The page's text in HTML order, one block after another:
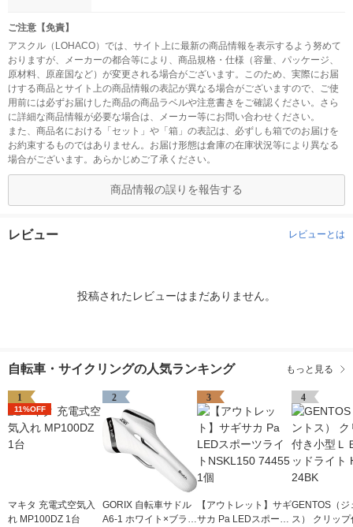
ご注意【免責】
アスクル（LOHACO）では、サイト上に最新の商品情報を表示するよう努めて
おりますが、メーカーの都合等により、商品規格・仕様（容量、パッケージ、
原材料、原産国など）が変更される場合がございます。このため、実際にお届
けする商品とサイト上の商品情報の表記が異なる場合がございますので、ご使
用前には必ずお届けした商品の商品ラベルや注意書きをご確認ください。さら
に詳細な商品情報が必要な場合は、メーカー等にお問い合わせください。
また、商品名における「セット」や「箱」の表記は、必ずしも箱でのお届けを
お約束するものではありません。お届け形態は倉庫の在庫状況等により異なる
場合がございます。あらかじめご了承ください。
商品情報の誤りを報告する
レビュー レビューとは
投稿されたレビューはまだありません。
自転車・サイクリングの人気ランキング もっと見る
1
11%OFF
マキタ 充電式空気入
れ MP100DZ 1台
2
GORIX 自転車サドル
A6-1 ホワイト×ブラッ
3
【アウトレット】サギ
サカ Pa LEDスポーツ
4
GENTOS（ジ
ス） クリッ